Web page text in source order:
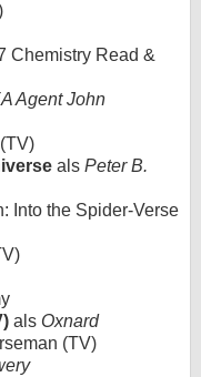
Chemistry Read &
Agent John
als Peter B.
Into the Spider-Verse
als Oxnard
(TV)